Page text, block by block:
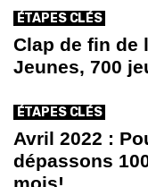
ÉTAPES CLÉS
Clap de fin de
Jeunes, 700
ÉTAPES CLÉS
Avril 2022 :
dépassons